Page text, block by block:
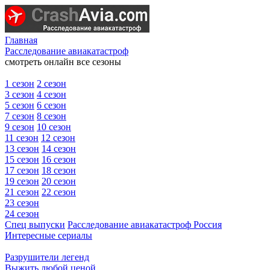
Главная
Расследование авиакатастроф
смотреть онлайн все сезоны
1 сезон 2 сезон
3 сезон 4 сезон
5 сезон 6 сезон
7 сезон 8 сезон
9 сезон 10 сезон
11 сезон 12 сезон
13 сезон 14 сезон
15 сезон 16 сезон
17 сезон 18 сезон
19 сезон 20 сезон
21 сезон 22 сезон
23 сезон
24 сезон
Спец выпуски Расследование авиакатастроф Россия
Интересные сериалы
Разрушители легенд
Выжить любой ценой